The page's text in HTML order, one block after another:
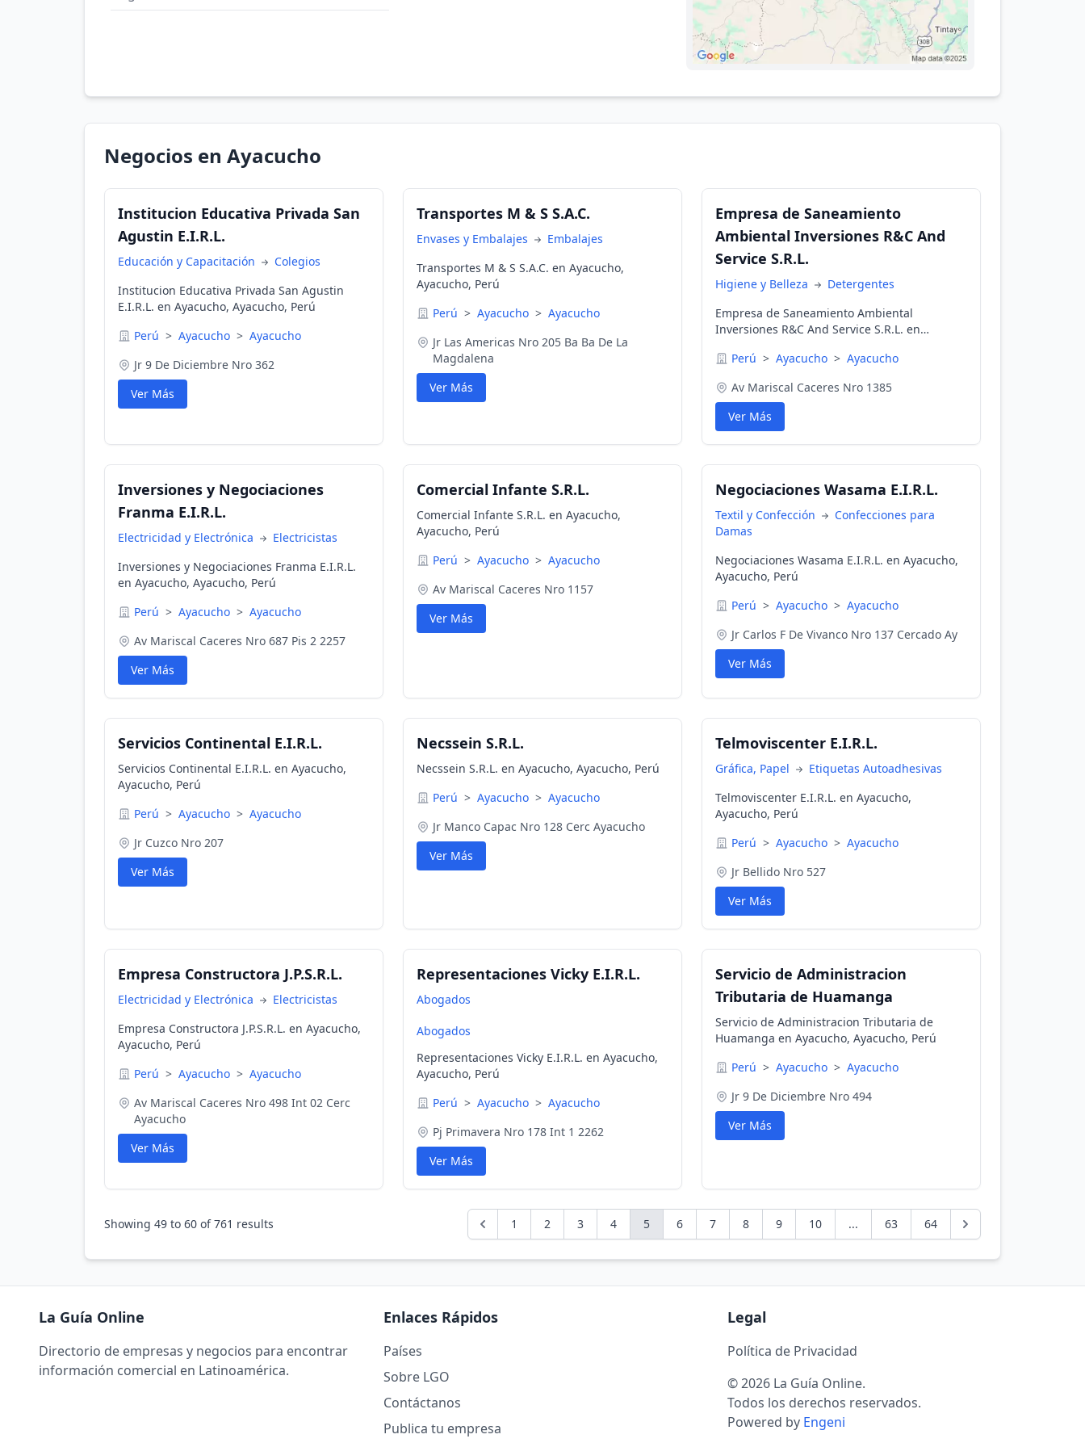
Negocios en Ayacucho
Institucion Educativa Privada San
Agustin E.I.R.L.
Educación y Capacitación
Colegios
Institucion Educativa Privada San Agustin
E.I.R.L. en Ayacucho, Ayacucho, Perú
Perú > Ayacucho > Ayacucho
Jr 9 De Diciembre Nro 362
Ver Más
Transportes M & S S.A.C.
Envases y Embalajes
Embalajes
Transportes M & S S.A.C. en Ayacucho,
Ayacucho, Perú
Perú > Ayacucho > Ayacucho
Jr Las Americas Nro 205 Ba Ba De La
Magdalena
Ver Más
Empresa de Saneamiento
Ambiental Inversiones R&C And
Service S.R.L.
Higiene y Belleza
Detergentes
Empresa de Saneamiento Ambiental
Inversiones R&C And Service S.R.L. en
Perú > Ayacucho > Ayacucho
Av Mariscal Caceres Nro 1385
Ver Más
Inversiones y Negociaciones
Franma E.I.R.L.
Electricidad y Electrónica
Electricistas
Inversiones y Negociaciones Franma E.I.R.L.
en Ayacucho, Ayacucho, Perú
Perú > Ayacucho > Ayacucho
Av Mariscal Caceres Nro 687 Pis 2 2257
Ver Más
Comercial Infante S.R.L.
Comercial Infante S.R.L. en Ayacucho,
Ayacucho, Perú
Perú > Ayacucho > Ayacucho
Av Mariscal Caceres Nro 1157
Ver Más
Negociaciones Wasama E.I.R.L.
Textil y Confección
Confecciones para
Damas
Negociaciones Wasama E.I.R.L. en Ayacucho,
Ayacucho, Perú
Perú > Ayacucho > Ayacucho
Jr Carlos F De Vivanco Nro 137 Cercado Ay
Ver Más
Servicios Continental E.I.R.L.
Servicios Continental E.I.R.L. en Ayacucho,
Ayacucho, Perú
Perú > Ayacucho > Ayacucho
Jr Cuzco Nro 207
Ver Más
Necssein S.R.L.
Necssein S.R.L. en Ayacucho, Ayacucho, Perú
Perú > Ayacucho > Ayacucho
Jr Manco Capac Nro 128 Cerc Ayacucho
Ver Más
Telmoviscenter E.I.R.L.
Gráfica, Papel
Etiquetas Autoadhesivas
Telmoviscenter E.I.R.L. en Ayacucho,
Ayacucho, Perú
Perú > Ayacucho > Ayacucho
Jr Bellido Nro 527
Ver Más
Empresa Constructora J.P.S.R.L.
Electricidad y Electrónica
Electricistas
Empresa Constructora J.P.S.R.L. en Ayacucho,
Ayacucho, Perú
Perú > Ayacucho > Ayacucho
Av Mariscal Caceres Nro 498 Int 02 Cerc
Ayacucho
Ver Más
Representaciones Vicky E.I.R.L.
Abogados
Abogados
Representaciones Vicky E.I.R.L. en Ayacucho,
Ayacucho, Perú
Perú > Ayacucho > Ayacucho
Pj Primavera Nro 178 Int 1 2262
Ver Más
Servicio de Administracion
Tributaria de Huamanga
Servicio de Administracion Tributaria de
Huamanga en Ayacucho, Ayacucho, Perú
Perú > Ayacucho > Ayacucho
Jr 9 De Diciembre Nro 494
Ver Más
Showing 49 to 60 of761 results 1 2 3 4 5 6 7 8 9 10 ... 63 64
La Guía Online
Directorio de empresas y negocios para encontrar
información comercial en Latinoamérica.
Enlaces Rápidos
Países
Sobre LGO
Contáctanos
Publica tu empresa
Legal
Política de Privacidad
© 2026 La Guía Online.
Todos los derechos reservados.
Powered by Engeni